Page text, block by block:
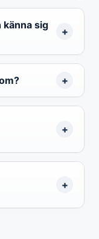
känna sig